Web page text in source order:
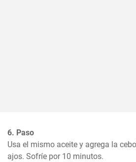
6. Paso
Usa el mismo aceite y agrega la
ajos. Sofríe por 10 minutos.